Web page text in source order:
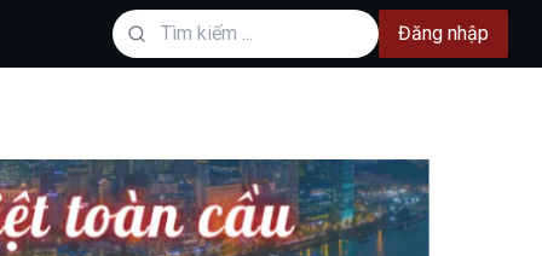
Đăng nhập